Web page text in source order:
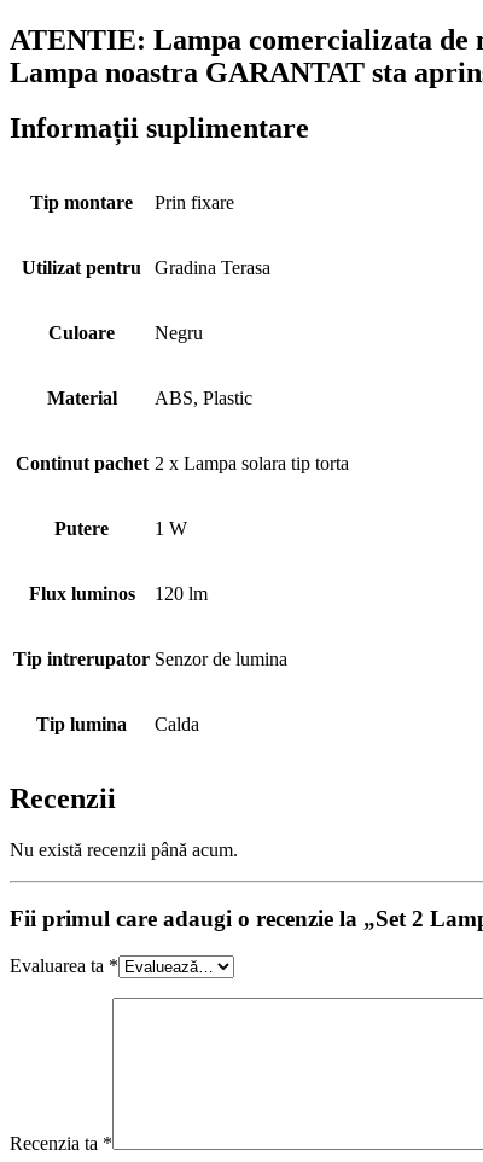
ATENTIE: Lampa comercializata de
Lampa noastra GARANTAT sta
Informații suplimentare
Tip montare Prin fixare
Utilizat pentru Gradina Terasa
Culoare Negru
Material ABS, Plastic
Continut pachet 2 x Lampa solara tip torta
Putere 1 W
Flux luminos 120 lm
Tip intrerupator Senzor de lumina
Tip lumina Calda
Recenzii
Nu există recenzii până acum.
Fii primul care adaugi o recenzie la „Set 2
Evaluarea ta *
Recenzia ta *